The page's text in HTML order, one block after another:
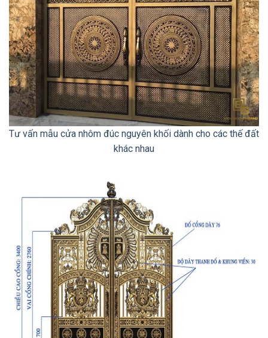
Tư vấn mẫu cửa nhôm đúc nguyên khối dành cho các thế đất
khác nhau